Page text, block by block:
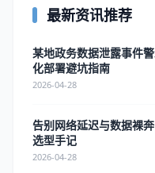
最新资讯推荐
某地政务数据泄露事件
化部署避坑指南
2026-04-28
告别网络延迟与数据裸
选型手记
2026-04-28